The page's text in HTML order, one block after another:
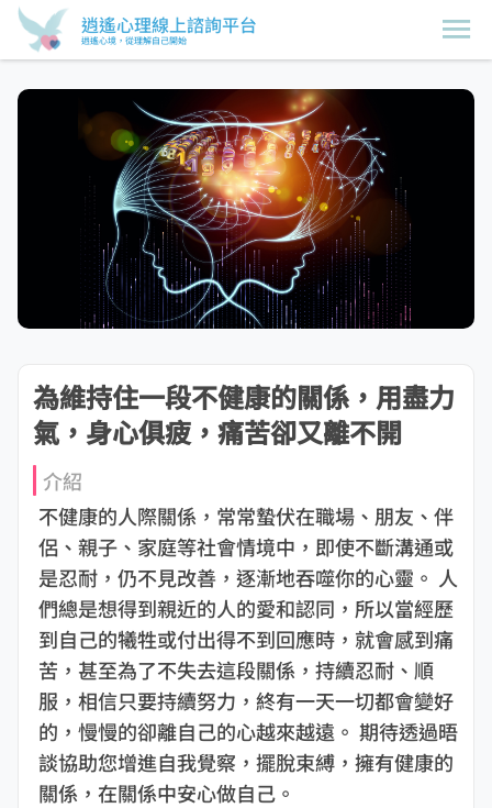
逍遙心理線上諮詢平台
逍遙心境，從理解自己開始
為維持住一段不健康的關係，用盡力
氣，身心俱疲，痛苦卻又離不開
介紹
不健康的人際關係，常常蟄伏在職場、朋友、伴
侶、親子、家庭等社會情境中，即使不斷溝通或
是忍耐，仍不見改善，逐漸地吞噬你的心靈。 人
們總是想得到親近的人的愛和認同，所以當經歷
到自己的犧牲或付出得不到回應時，就會感到痛
苦，甚至為了不失去這段關係，持續忍耐、順
服，相信只要持續努力，終有一天一切都會變好
的，慢慢的卻離自己的心越來越遠。 期待透過晤
談協助您增進自我覺察，擺脫束縛，擁有健康的
關係，在關係中安心做自己。